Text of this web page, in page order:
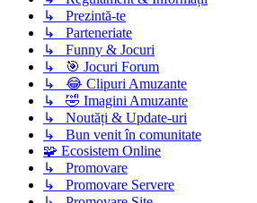
↳ Prezintă-te
↳ Parteneriate
↳ Funny & Jocuri
↳ 🎯 Jocuri Forum
↳ 😂 Clipuri Amuzante
↳ 🤣 Imagini Amuzante
↳ Noutăți & Update-uri
↳ Bun venit în comunitate
🧩 Ecosistem Online
↳ Promovare
↳ Promovare Servere